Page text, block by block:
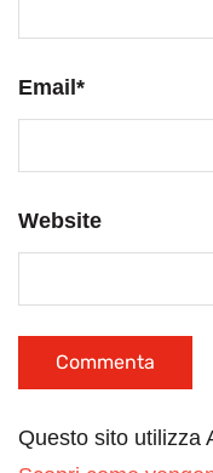
Email *
Website
Questo sito utilizza